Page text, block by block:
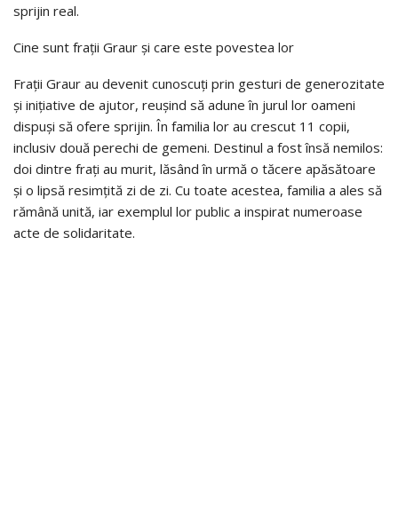
sprijin real.
Cine sunt frații Graur și care este povestea lor
Frații Graur au devenit cunoscuți prin gesturi de generozitate
și inițiative de ajutor, reușind să adune în jurul lor oameni
dispuși să ofere sprijin. În familia lor au crescut 11 copii,
inclusiv două perechi de gemeni. Destinul a fost însă nemilos:
doi dintre frați au murit, lăsând în urmă o tăcere apăsătoare
și o lipsă resimțită zi de zi. Cu toate acestea, familia a ales să
rămână unită, iar exemplul lor public a inspirat numeroase
acte de solidaritate.